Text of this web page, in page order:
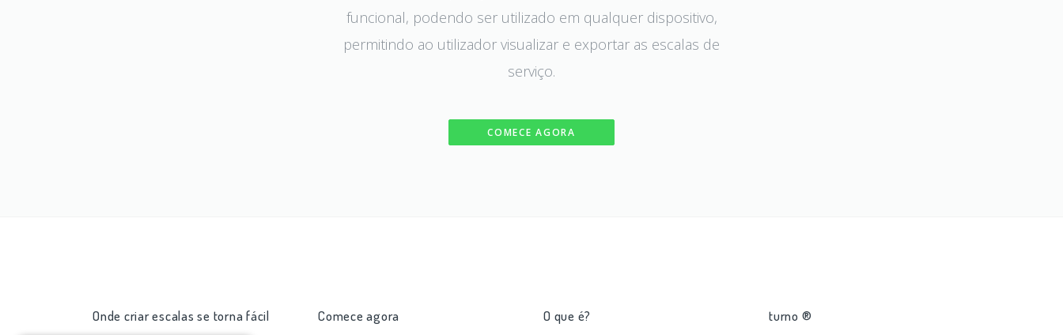
funcional, podendo ser utilizado em qualquer dispositivo,
permitindo ao utilizador visualizar e exportar as escalas de
serviço.
COMECE AGORA
Onde criar escalas se torna fácil Comece agora O que é? turno ®